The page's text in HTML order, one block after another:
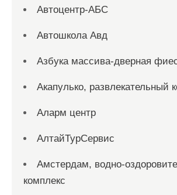
Автоцентр-АБС
Автошкола Авд
Азбука массива-дверная
Акапулько, развлекательный
Аларм центр
АлтайТурСервис
Амстердам, водно-
комплекс